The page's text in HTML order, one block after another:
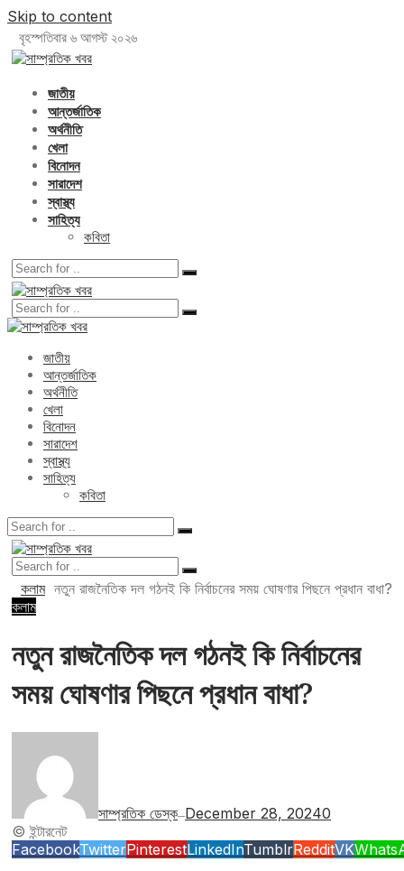
Skip to content
বৃহস্পতিবার ৬ আগস্ট ২০২৬
জাতীয়
আন্তর্জাতিক
অর্থনীতি
খেলা
বিনোদন
সারাদেশ
স্বাস্থ্য
সাহিত্য
কবিতা
জাতীয়
আন্তর্জাতিক
অর্থনীতি
খেলা
বিনোদন
সারাদেশ
স্বাস্থ্য
সাহিত্য
কবিতা
কলাম নতুন রাজনৈতিক দল গঠনই কি নির্বাচনের সময় ঘোষণার পিছনে প্রধান বাধা?
কলাম
নতুন রাজনৈতিক দল গঠনই কি নির্বাচনের
সময় ঘোষণার পিছনে প্রধান বাধা?
সাম্প্রতিক ডেস্ক—December 28, 20240
© ইন্টারনেট
FacebookTwitterPinterestLinkedInTumblrRedditVK